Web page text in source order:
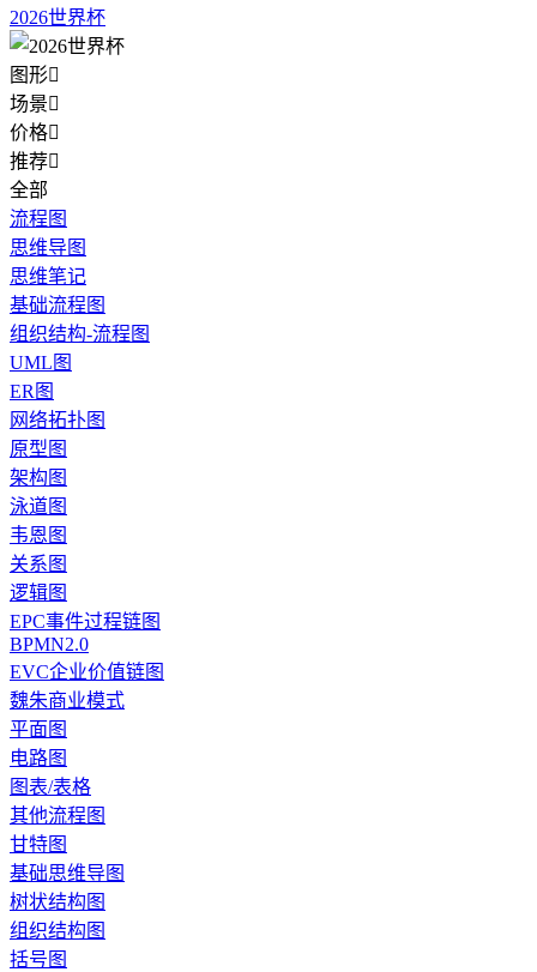
2026世界杯
图形
场景
价格
推荐
全部
流程图
思维导图
思维笔记
基础流程图
组织结构-流程图
UML图
ER图
网络拓扑图
原型图
架构图
泳道图
韦恩图
关系图
逻辑图
EPC事件过程链图
BPMN2.0
EVC企业价值链图
魏朱商业模式
平面图
电路图
图表/表格
其他流程图
甘特图
基础思维导图
树状结构图
组织结构图
括号图